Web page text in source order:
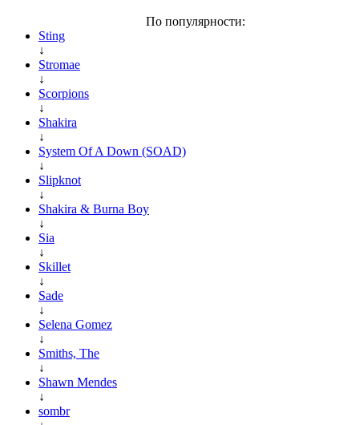
По популярности:
Sting
↓
Stromae
↓
Scorpions
↓
Shakira
↓
System Of A Down (SOAD)
↓
Slipknot
↓
Shakira & Burna Boy
↓
Sia
↓
Skillet
↓
Sade
↓
Selena Gomez
↓
Smiths, The
↓
Shawn Mendes
↓
sombr